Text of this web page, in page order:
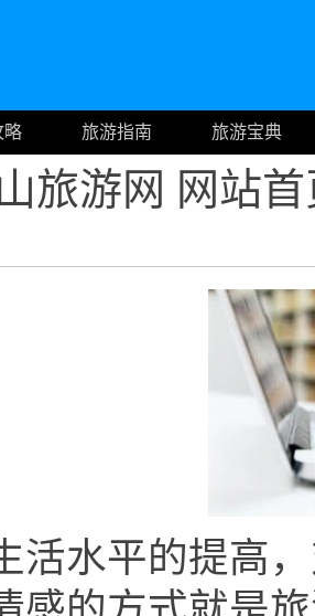
略 旅游指南 旅游宝典
旅游网 网站
活水平的提高